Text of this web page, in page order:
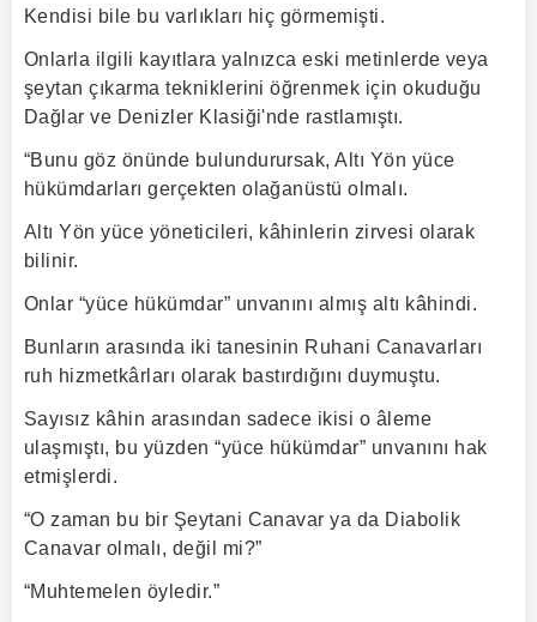
Kendisi bile bu varlıkları hiç görmemişti.
Onlarla ilgili kayıtlara yalnızca eski metinlerde veya
şeytan çıkarma tekniklerini öğrenmek için okuduğu
Dağlar ve Denizler Klasiği'nde rastlamıştı.
“Bunu göz önünde bulundurursak, Altı Yön yüce
hükümdarları gerçekten olağanüstü olmalı.
Altı Yön yüce yöneticileri, kâhinlerin zirvesi olarak
bilinir.
Onlar “yüce hükümdar” unvanını almış altı kâhindi.
Bunların arasında iki tanesinin Ruhani Canavarları
ruh hizmetkârları olarak bastırdığını duymuştu.
Sayısız kâhin arasından sadece ikisi o âleme
ulaşmıştı, bu yüzden “yüce hükümdar” unvanını hak
etmişlerdi.
“O zaman bu bir Şeytani Canavar ya da Diabolik
Canavar olmalı, değil mi?”
“Muhtemelen öyledir.”